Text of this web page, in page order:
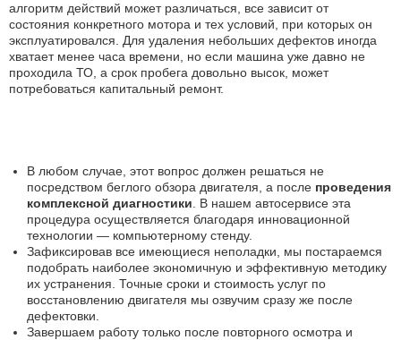
алгоритм действий может различаться, все зависит от
состояния конкретного мотора и тех условий, при которых он
эксплуатировался. Для удаления небольших дефектов иногда
хватает менее часа времени, но если машина уже давно не
проходила ТО, а срок пробега довольно высок, может
потребоваться капитальный ремонт.
В любом случае, этот вопрос должен решаться не
посредством беглого обзора двигателя, а после проведения
комплексной диагностики . В нашем автосервисе эта
процедура осуществляется благодаря инновационной
технологии — компьютерному стенду.
Зафиксировав все имеющиеся неполадки, мы постараемся
подобрать наиболее экономичную и эффективную методику
их устранения. Точные сроки и стоимость услуг по
восстановлению двигателя мы озвучим сразу же после
дефектовки.
Завершаем работу только после повторного осмотра и